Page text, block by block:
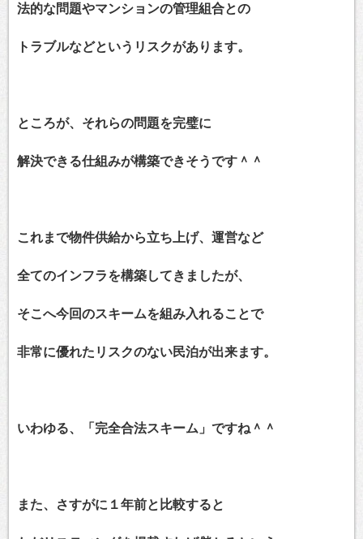
法的な問題やマンションの管理組合との
トラブルなどというリスクがあります。
ところが、それらの問題を完璧に
解決できる仕組みが構築できそうです＾＾
これまで物件供給から立ち上げ、運営など
全てのインフラを構築してきましたが、
そこへ今回のスキームを組み入れることで
非常に優れたリスクのない民泊が出来ます。
いわゆる、「完全合法スキーム」ですね＾＾
また、さすがに１年前と比較すると